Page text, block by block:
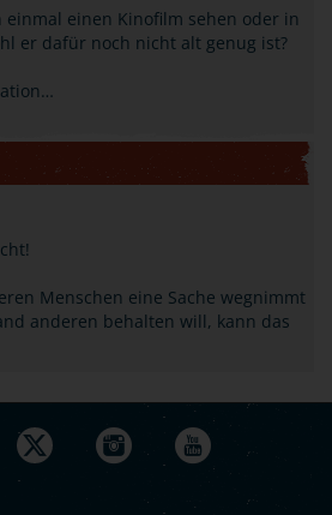
einen Kinofilm sehen oder in
er dafür noch nicht alt genug ist?
Menschen eine Sache wegnimmt
anderen behalten will, kann das